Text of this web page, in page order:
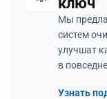
Мы
систем
улучшат
в
Узнать